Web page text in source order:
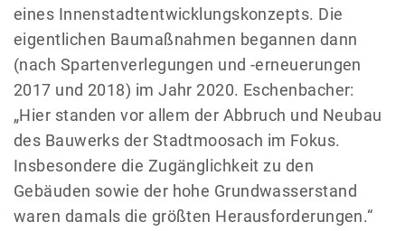
eines Innenstadtentwicklungskonzepts. Die
eigentlichen Baumaßnahmen begannen dann
(nach Spartenverlegungen und -erneuerungen
2017 und 2018) im Jahr 2020. Eschenbacher:
„Hier standen vor allem der Abbruch und Neubau
des Bauwerks der Stadtmoosach im Fokus.
Insbesondere die Zugänglichkeit zu den
Gebäuden sowie der hohe Grundwasserstand
waren damals die größten Herausforderungen.“